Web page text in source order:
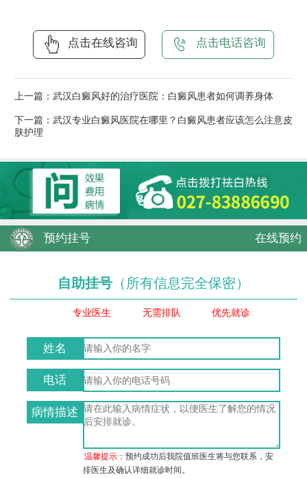
点击在线咨询 点击电话咨询
上一篇： 武汉白癜风好的治疗医院：白癜风患者如何调养身体
下一篇： 武汉专业白癜风医院在哪里？白癜风患者应该怎么注意皮
肤护理
预约挂号 在线预约
自助挂号 （所有信息完全保密）
专业医生 无需排队 优先就诊
姓名
电话
病情描述
温馨提示：预约成功后我院值班医生将与您联系，安
排医生及确认详细就诊时间。